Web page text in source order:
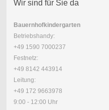
Wir sind für Sie da
Bauernhofkindergarten
Betriebshandy:
+49 1590 7000237
Festnetz:
+49 8142 443914
Leitung:
+49 172 9663978
9:00 - 12:00 Uhr